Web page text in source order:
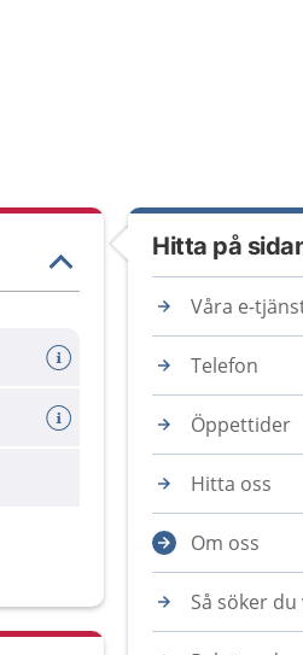
Hitta på
Våra e-
Telefon
Öppettider
Hitta oss
Om oss
Så söker